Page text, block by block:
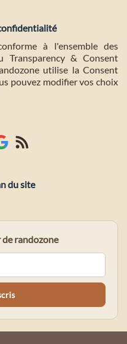
à l'ensemble des
Transparency & Consent
utilise la Consent
pouvez modifier vos choix
du site
randozone